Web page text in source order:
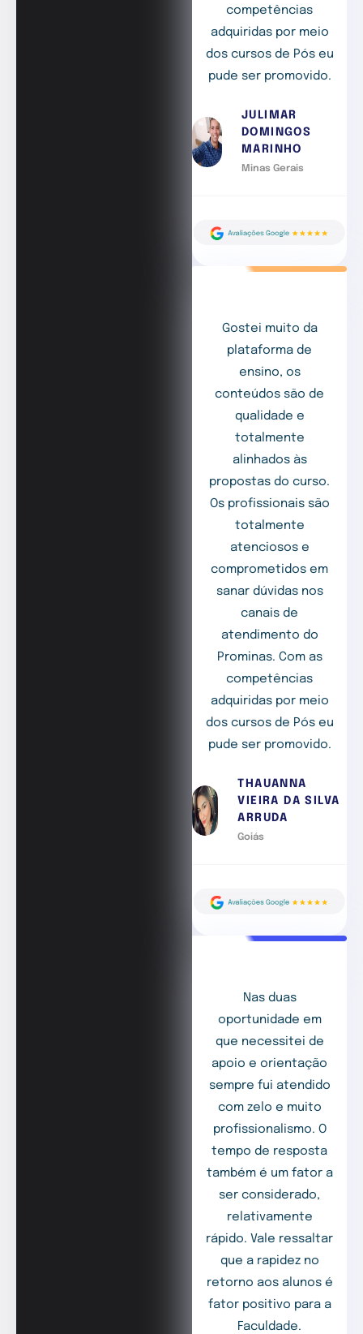
competências
adquiridas por meio
dos cursos de Pós eu
pude ser promovido.
JULIMAR
DOMINGOS
MARINHO
Minas Gerais
Gostei muito da
plataforma de
ensino, os
conteúdos são de
qualidade e
totalmente
alinhados às
propostas do curso.
Os profissionais são
totalmente
atenciosos e
comprometidos em
sanar dúvidas nos
canais de
atendimento do
Prominas. Com as
competências
adquiridas por meio
dos cursos de Pós eu
pude ser promovido.
THAUANNA
VIEIRA DA SILVA
ARRUDA
Goiás
Nas duas
oportunidade em
que necessitei de
apoio e orientação
sempre fui atendido
com zelo e muito
profissionalismo. O
tempo de resposta
também é um fator a
ser considerado,
relativamente
rápido. Vale ressaltar
que a rapidez no
retorno aos alunos é
fator positivo para a
Faculdade.